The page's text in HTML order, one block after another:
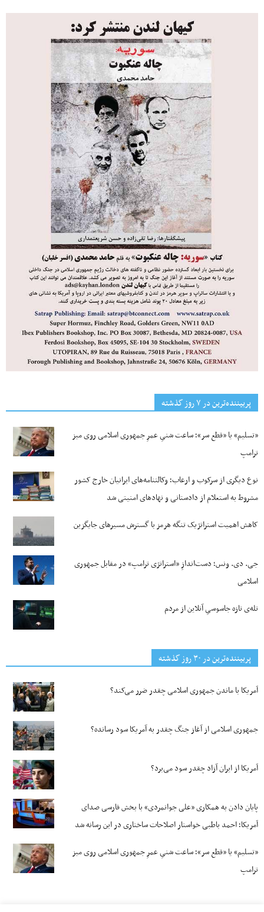
پربیننده‌ترین‌ در ۷ روز گذشته
«تسلیم» یا «قطع سر»؛ ساعت شنیِ عمرِ جمهوری اسلامی روی میز
ترامپ
نوع دیگری از سرکوب و ارعاب؛ وکالتنامه‌های ایرانیان خارج کشور
مشروط به استعلام از دادستانی و نهادهای امنیتی شد
کاهش اهمیت استراتژیک تنگه‌ هرمز با گسترش مسیرهای جایگزین
جی‌. دی. ونس؛ دست‌اندازِ «استراتژی ترامپ» در مقابل جمهوری
اسلامی
تله‌ی تازه جاسوسیِ آنلاین از مردم
پربیننده‌ترین‌ در ۳۰ روز گذشته
آمریکا با ماندن جمهوری اسلامی چقدر ضرر می‌کند؟
جمهوری اسلامی از آغاز جنگ چقدر به آمریکا سود رسانده؟
آمریکا از ایران آزاد چقدر سود می‌برد؟
پایان دادن به همکاری «علی جوانمردی» با بخش فارسی صدای
آمریکا؛ احمد باطبی خواستار اصلاحات ساختاری در این رسانه شد
«تسلیم» یا «قطع سر»؛ ساعت شنیِ عمرِ جمهوری اسلامی روی میز
ترامپ